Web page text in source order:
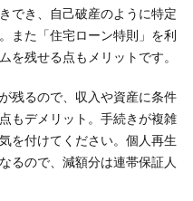
でき、自己破産のように特定
また「住宅ローン特則」を利
を残せる点もメリットです。
残るので、収入や資産に条件
もデメリット。手続きが複雑
を付けてください。個人再生
るので、減額分は連帯保証人